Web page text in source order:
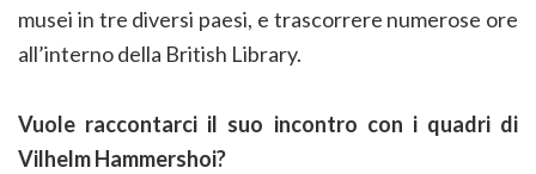
musei in tre diversi paesi, e trascorrere numerose ore
all’interno della British Library.
Vuole raccontarci il suo incontro con i quadri di
Vilhelm Hammershoi?